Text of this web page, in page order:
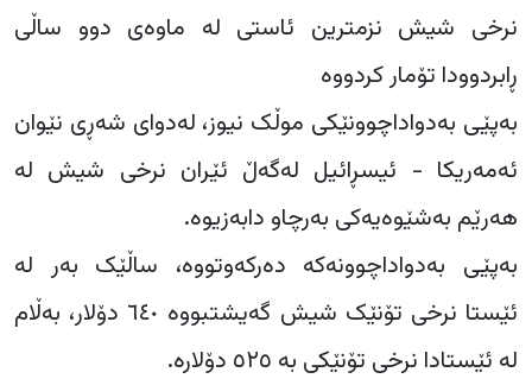
نرخی شیش نزمترین ئاستی لە ماوەی دوو ساڵی
ڕابردوودا تۆمار کردووە
بەپێی بەدواداچوونێکی موڵک نیوز، لەدوای شەڕی نێوان
ئەمەریکا - ئیسڕائیل لەگەڵ ئێران نرخی شیش لە
هەرێم بەشێوەیەکی بەرچاو دابەزیوە.
بەپێی بەدواداچوونەکە دەرکەوتووە، ساڵێک بەر لە
ئێستا نرخی تۆنێک شیش گەیشتبووە ٦٤٠ دۆلار، بەڵام
لە ئێستادا نرخی تۆنێکی بە ٥٢٥ دۆلارە.